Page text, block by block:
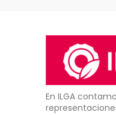
En ILGA